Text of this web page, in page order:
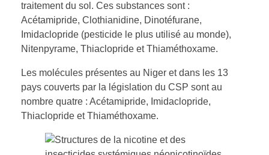
traitement du sol. Ces substances sont :
Acétamipride, Clothianidine, Dinotéfurane,
Imidaclopride (pesticide le plus utilisé au monde),
Nitenpyrame, Thiaclopride et Thiaméthoxame.
Les molécules présentes au Niger et dans les 13
pays couverts par la législation du CSP sont au
nombre quatre : Acétamipride, Imidaclopride,
Thiaclopride et Thiaméthoxame.